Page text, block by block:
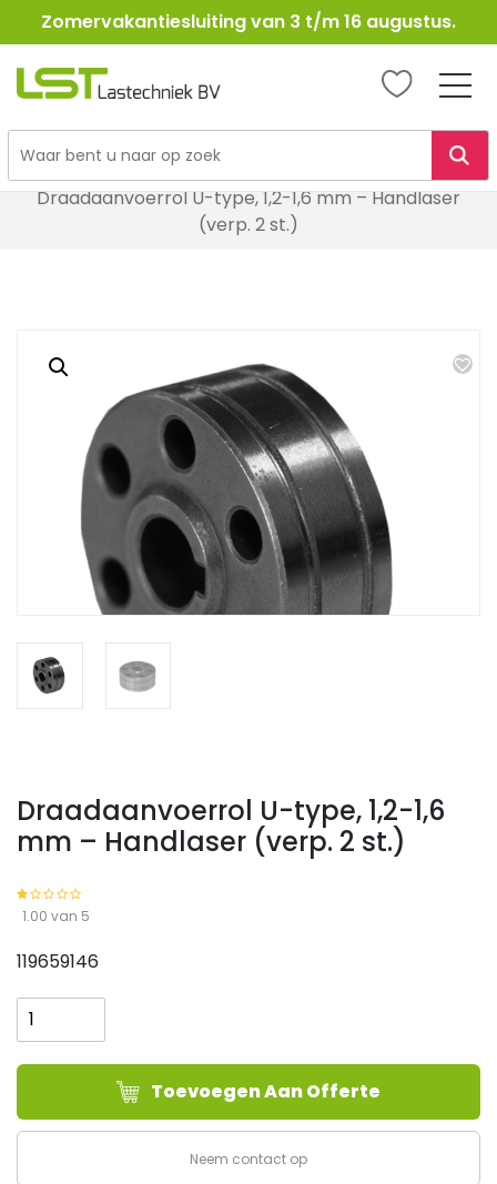
Ga
naar
Zomervakantiesluiting van 3 t/m 16 augustus.
LST
Lasapparatuur
Draadaanvoerrol U-type, 1,2-1,6 mm – Handlaser
(verp. 2 st.)
Draadaanvoerrol U-type, 1,2-1,6
mm – Handlaser (verp. 2 st.)
1.00 van 5
119659146
U-
type,
1,2-
mm
Toevoegen Aan Offerte
Neem contact op